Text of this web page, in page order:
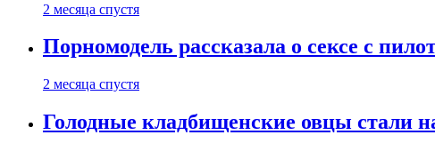
2 месяца спустя
Порномодель рассказала о сексе с
2 месяца спустя
Голодные кладбищенские овцы стали